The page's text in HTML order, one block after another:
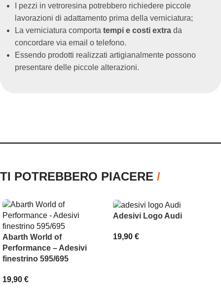
I pezzi in vetroresina potrebbero richiedere piccole
lavorazioni di adattamento prima della verniciatura;
La verniciatura comporta tempi e costi extra da
concordare via email o telefono.
Essendo prodotti realizzati artigianalmente possono
presentare delle piccole alterazioni.
TI POTREBBERO PIACERE /
Abarth World of
Performance – Adesivi
finestrino 595/695
19,90 €
Adesivi Logo Audi
19,90 €